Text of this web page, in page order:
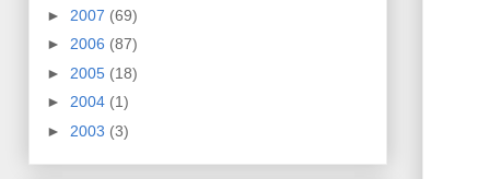
► 2007 (69)
► 2006 (87)
► 2005 (18)
► 2004 (1)
► 2003 (3)